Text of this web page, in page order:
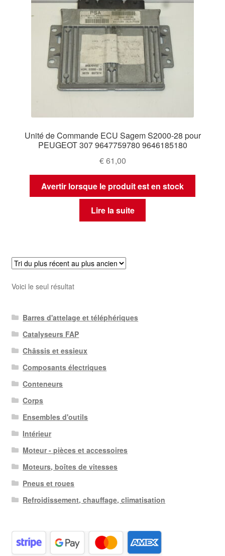
Unité de Commande ECU Sagem S2000-28 pour
PEUGEOT 307 9647759780 9646185180
€61,00
Avertir lorsque le produit est en stock
Lire la suite
Voici le seul résultat
Barres d'attelage et téléphériques
Catalyseurs FAP
Châssis et essieux
Composants électriques
Conteneurs
Corps
Ensembles d'outils
Intérieur
Moteur - pièces et accessoires
Moteurs, boîtes de vitesses
Pneus et roues
Refroidissement, chauffage, climatisation